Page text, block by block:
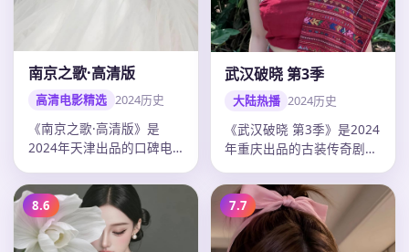
南京之歌·高清版
高清电影精选 2024历史
《南京之歌·高清版》是
2024年天津出品的口碑电
剧情张力…
武汉破晓 第3季
大陆热播 2024历史
《武汉破晓 第3季》是2024
年重庆出品的古装传奇剧，
张…
8.6 7.7